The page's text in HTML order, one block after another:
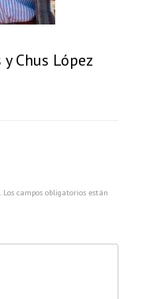
Chus López
Los campos obligatorios están